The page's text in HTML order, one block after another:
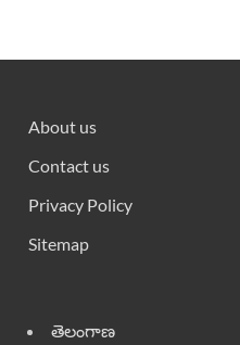
About us
Contact us
Privacy Policy
Sitemap
తెలంగాణ